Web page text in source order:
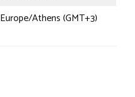
Europe/Athens (GMT+3)